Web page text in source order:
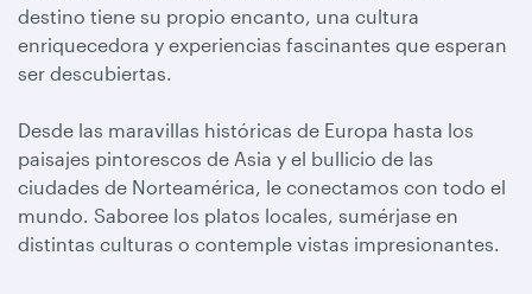
destino tiene su propio encanto, una cultura
enriquecedora y experiencias fascinantes que esperan
ser descubiertas.
Desde las maravillas históricas de Europa hasta los
paisajes pintorescos de Asia y el bullicio de las
ciudades de Norteamérica, le conectamos con todo el
mundo. Saboree los platos locales, sumérjase en
distintas culturas o contemple vistas impresionantes.